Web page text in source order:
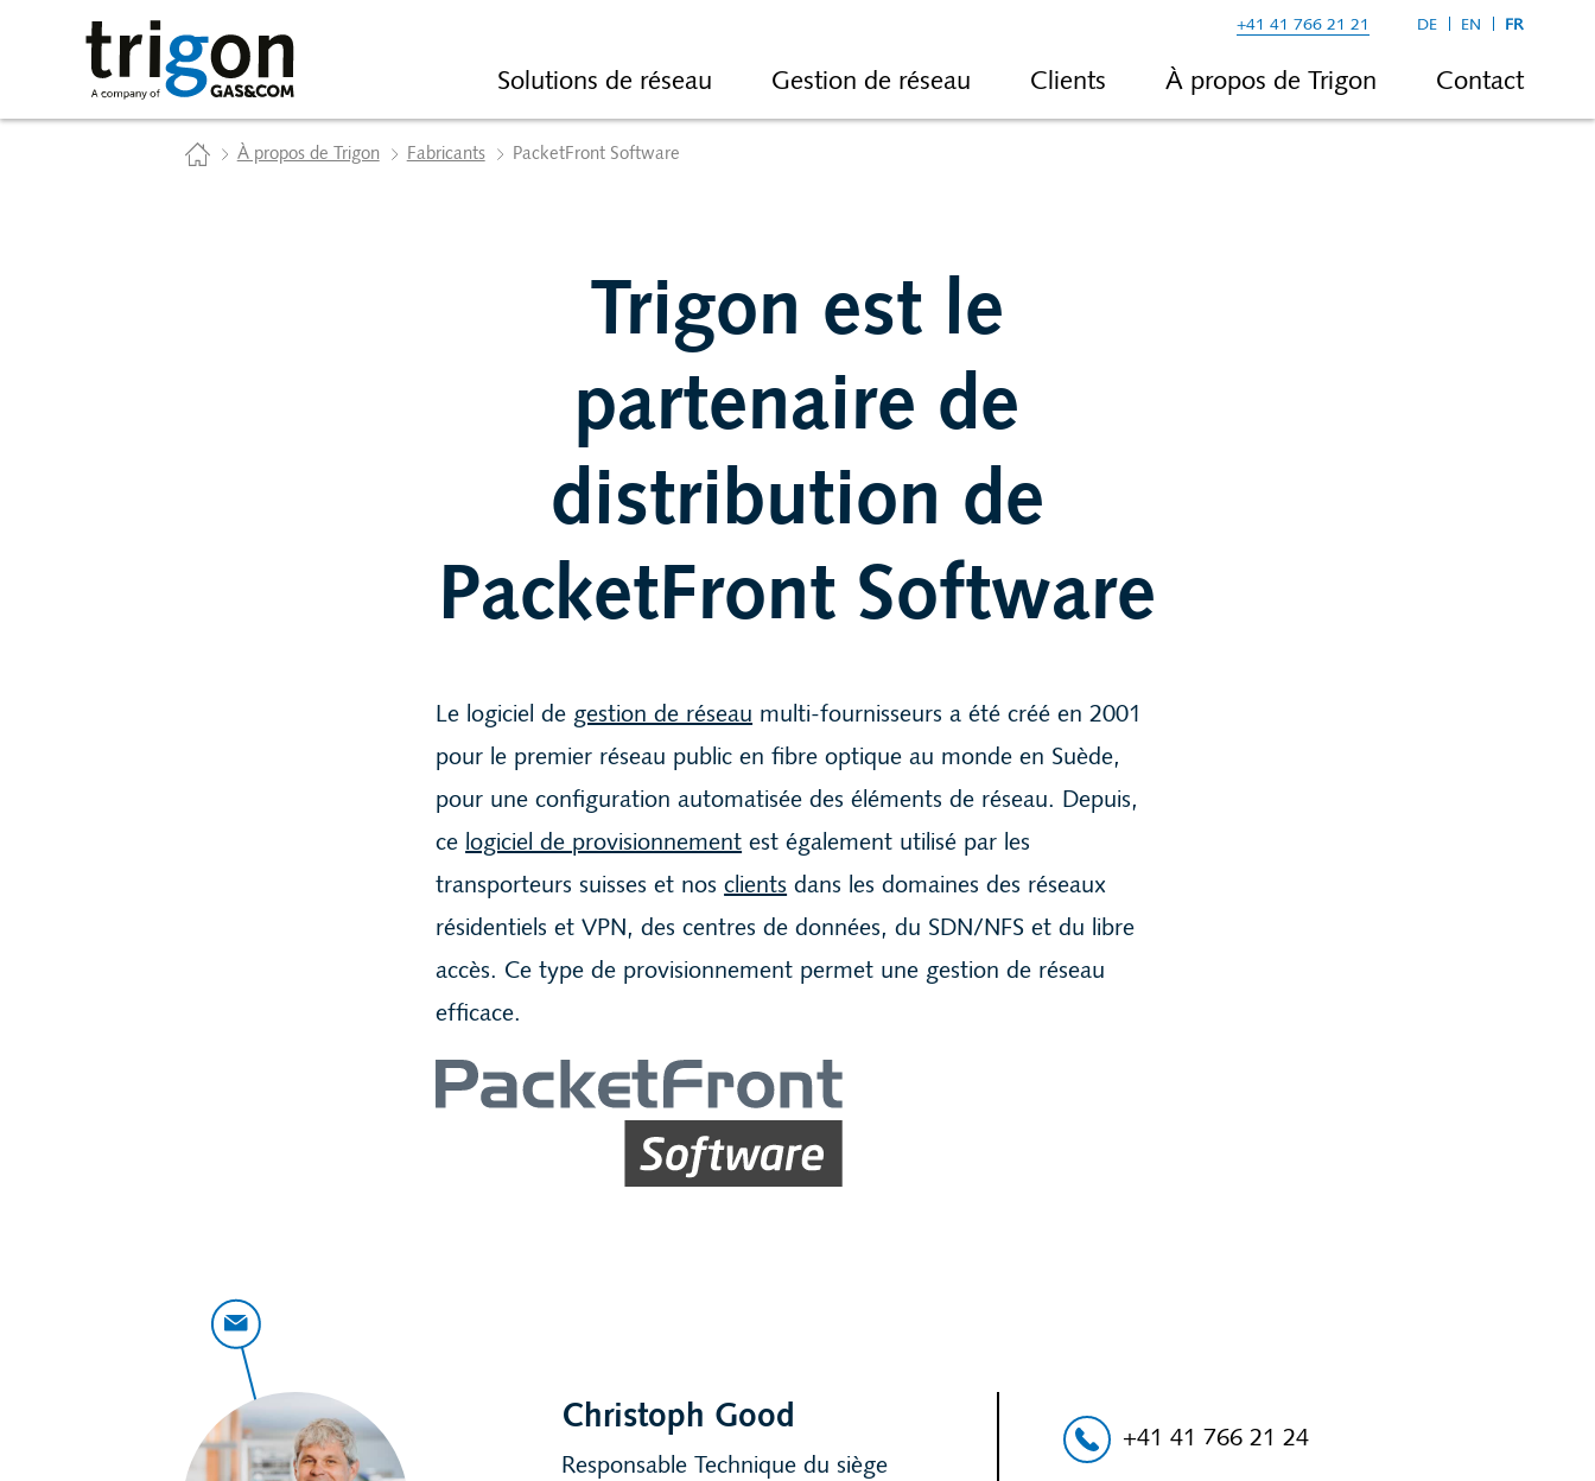
Trigon AG
Solutions de réseau Gestion de réseau Clients À propos de Trigon Contact
+41 41 766 21 21 DE EN FR
Home À propos de Trigon Fabricants PacketFront Software
Trigon est le
partenaire de
distribution de
PacketFront Software
Le logiciel de gestion de réseau multi-fournisseurs a été créé en 2001
pour le premier réseau public en fibre optique au monde en Suède,
pour une configuration automatisée des éléments de réseau. Depuis,
ce logiciel de provisionnement est également utilisé par les
transporteurs suisses et nosclients dans les domaines des réseaux
résidentiels et VPN, des centres de données, du SDN/NFS et du libre
accès. Ce type de provisionnement permet une gestion de réseau
efficace.
Christoph Good
Responsable Technique du siège
+41 41 766 21 24